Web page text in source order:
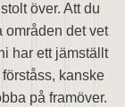
över. Att du
områden det vet
har ett jämställt
kanske
på framöver.